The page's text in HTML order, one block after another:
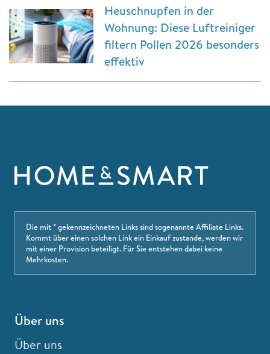
Heuschnupfen in der
Wohnung: Diese Luftreiniger
filtern Pollen 2026 besonders
effektiv
Die mit * gekennzeichneten Links sind sogenannte Affiliate Links.
Kommt über einen solchen Link ein Einkauf zustande, werden wir
mit einer Provision beteiligt. Für Sie entstehen dabei keine
Mehrkosten.
Über uns
Über uns